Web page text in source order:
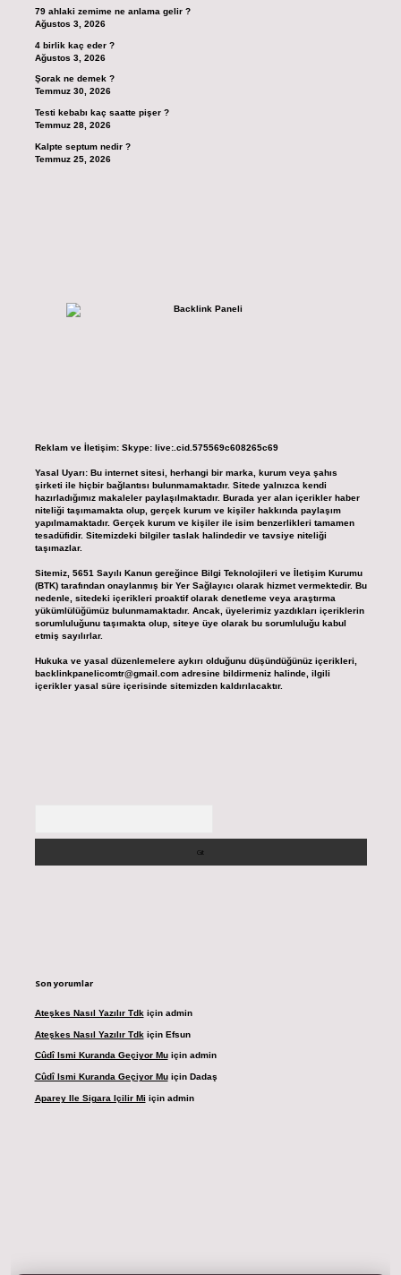
79 ahlaki zemime ne anlama gelir ?
Ağustos 3, 2026
4 birlik kaç eder ?
Ağustos 3, 2026
Şorak ne demek ?
Temmuz 30, 2026
Testi kebabı kaç saatte pişer ?
Temmuz 28, 2026
Kalpte septum nedir ?
Temmuz 25, 2026
Reklam ve İletişim: Skype: live:.cid.575569c608265c69
Yasal Uyarı: Bu internet sitesi, herhangi bir marka, kurum veya şahıs
şirketi ile hiçbir bağlantısı bulunmamaktadır. Sitede yalnızca kendi
hazırladığımız makaleler paylaşılmaktadır. Burada yer alan içerikler haber
niteliği taşımamakta olup, gerçek kurum ve kişiler hakkında paylaşım
yapılmamaktadır. Gerçek kurum ve kişiler ile isim benzerlikleri tamamen
tesadüfidir. Sitemizdeki bilgiler taslak halindedir ve tavsiye niteliği
taşımazlar.
Sitemiz, 5651 Sayılı Kanun gereğince Bilgi Teknolojileri ve İletişim Kurumu
(BTK) tarafından onaylanmış bir Yer Sağlayıcı olarak hizmet vermektedir. Bu
nedenle, sitedeki içerikleri proaktif olarak denetleme veya araştırma
yükümlülüğümüz bulunmamaktadır. Ancak, üyelerimiz yazdıkları içeriklerin
sorumluluğunu taşımakta olup, siteye üye olarak bu sorumluluğu kabul
etmiş sayılırlar.
Hukuka ve yasal düzenlemelere aykırı olduğunu düşündüğünüz içerikleri,
backlinkpanelicomtr@gmail.comadresine bildirmeniz halinde, ilgili
içerikler yasal süre içerisinde sitemizden kaldırılacaktır.
Son yorumlar
Ateşkes Nasıl Yazılır Tdk için admin
Ateşkes Nasıl Yazılır Tdk için Efsun
Cûdî Ismi Kuranda Geçiyor Muiçin admin
Cûdî Ismi Kuranda Geçiyor Muiçin Dadaş
Aparey Ile Sigara Içilir Mi için admin